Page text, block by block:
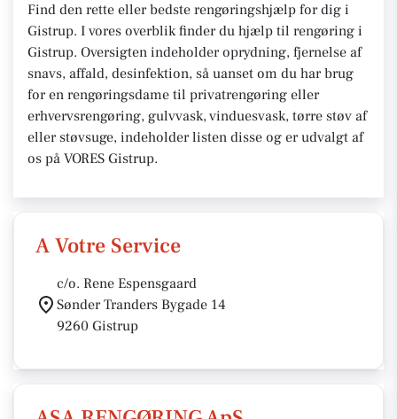
Find den rette eller bedste rengøringshjælp for dig i
Gistrup. I vores overblik finder du hjælp til rengøring i
Gistrup. Oversigten indeholder oprydning, fjernelse af
snavs, affald, desinfektion, så uanset om du har brug
for en rengøringsdame til privatrengøring eller
erhvervsrengøring, gulvvask, vinduesvask, tørre støv af
eller støvsuge, indeholder listen disse og er udvalgt af
os på VORES Gistrup.
A Votre Service
c/o. Rene Espensgaard
Sønder Tranders Bygade 14
9260 Gistrup